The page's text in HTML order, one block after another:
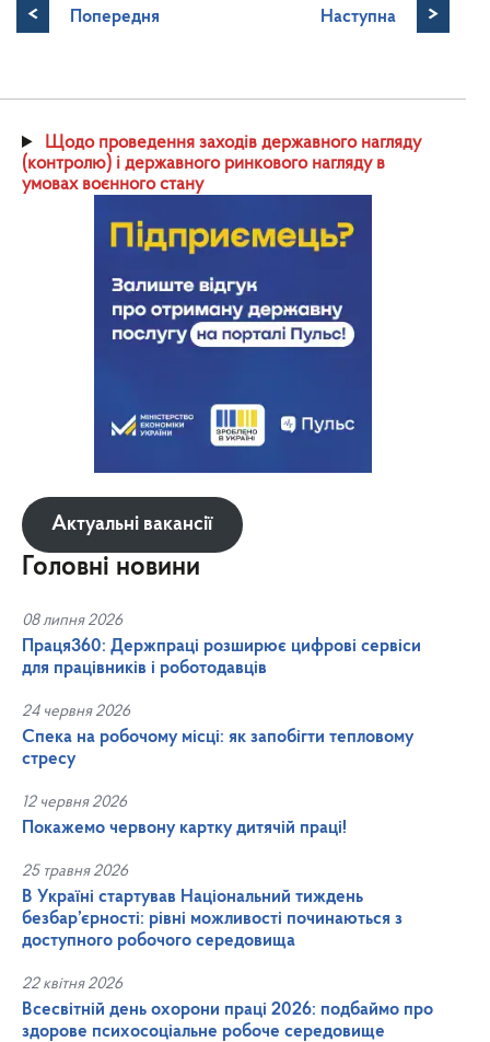
< Попередня Наступна >
Щодо проведення заходів державного нагляду
(контролю) і державного ринкового нагляду в
умовах воєнного стану
Актуальні вакансії
Головні новини
08 липня 2026
Праця360: Держпраці розширює цифрові сервіси
для працівників і роботодавців
24 червня 2026
Спека на робочому місці: як запобігти тепловому
стресу
12 червня 2026
Покажемо червону картку дитячій праці!
25 травня 2026
В Україні стартував Національний тиждень
безбар’єрності: рівні можливості починаються з
доступного робочого середовища
22 квітня 2026
Всесвітній день охорони праці 2026: подбаймо про
здорове психосоціальне робоче середовище